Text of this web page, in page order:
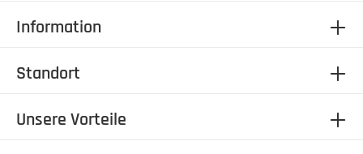
Standort
Unsere Vorteile
Information